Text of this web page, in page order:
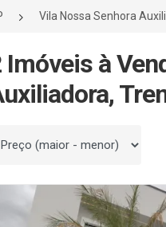
Vila Nossa Senhora
Imóveis à
por